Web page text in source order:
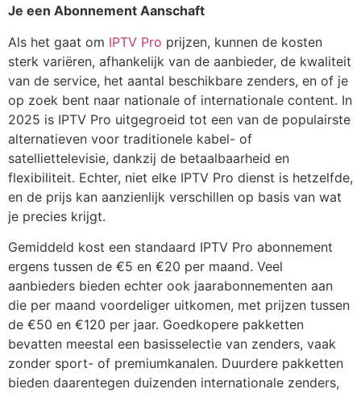
Je een Abonnement Aanschaft
Als het gaat om IPTV Pro prijzen, kunnen de kosten
sterk variëren, afhankelijk van de aanbieder, de kwaliteit
van de service, het aantal beschikbare zenders, en of je
op zoek bent naar nationale of internationale content. In
2025 is IPTV Pro uitgegroeid tot een van de populairste
alternatieven voor traditionele kabel- of
satelliettelevisie, dankzij de betaalbaarheid en
flexibiliteit. Echter, niet elke IPTV Pro dienst is hetzelfde,
en de prijs kan aanzienlijk verschillen op basis van wat
je precies krijgt.
Gemiddeld kost een standaard IPTV Pro abonnement
ergens tussen de €5 en €20 per maand. Veel
aanbieders bieden echter ook jaarabonnementen aan
die per maand voordeliger uitkomen, met prijzen tussen
de €50 en €120 per jaar. Goedkopere pakketten
bevatten meestal een basisselectie van zenders, vaak
zonder sport- of premiumkanalen. Duurdere pakketten
bieden daarentegen duizenden internationale zenders,